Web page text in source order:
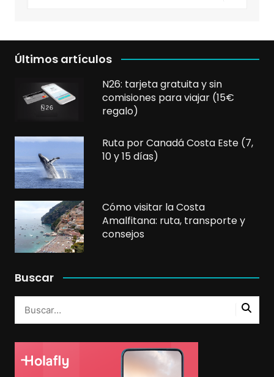
Últimos artículos
N26: tarjeta gratuita y sin
comisiones para viajar (15€
regalo)
Ruta por Canadá Costa Este (7,
10 y 15 días)
Cómo visitar la Costa
Amalfitana: ruta, transporte y
consejos
Buscar